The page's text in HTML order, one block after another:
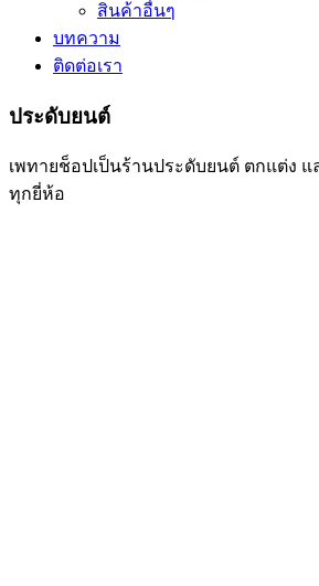
สินค้าอื่นๆ
บทความ
ติดต่อเรา
ประดับยนต์
เพทายช็อปเป็นร้านประดับยนต์ ตกแต่ง
ทุกยี่ห้อ